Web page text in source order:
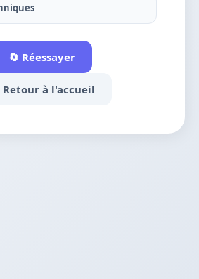
🔄 Réessayer
Retour à l'accueil